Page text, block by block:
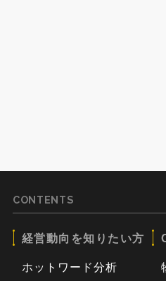
CONTENTS
経営動向を知りたい方
ホットワード分析